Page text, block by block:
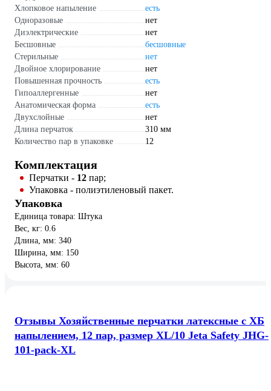
Хлопковое напыление
есть
Одноразовые
нет
Диэлектрические
нет
Бесшовные
бесшовные
Стерильные
нет
Двойное хлорирование
нет
Повышенная прочность
есть
Гипоаллергенные
нет
Анатомическая форма
есть
Двухслойные
нет
Длина перчаток
310 мм
Количество пар в упаковке
12
Комплектация
Перчатки - 12 пар;
Упаковка - полиэтиленовый пакет.
Упаковка
Единица товара: Штука
Вес, кг: 0.6
Длина, мм: 340
Ширина, мм: 150
Высота, мм: 60
Отзывы Хозяйственные перчатки латексные с ХБ
напылением, 12 пар, размер XL/10 Jeta Safety JHG-
101-pack-XL